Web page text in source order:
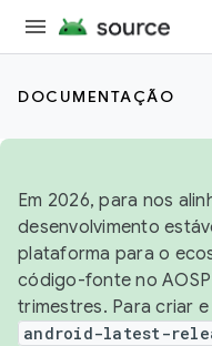
DOCUMENTAÇÃO
Em 2026, para nos
desenvolvimento
plataforma para o
código-fonte no
trimestres. Para criar
android-latest-